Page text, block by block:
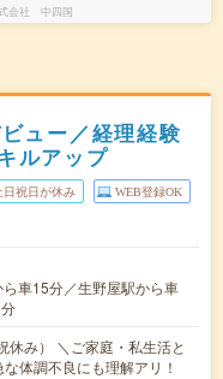
会社 中四国
ュー／経理経験
ルアップ
日祝日が休み WEB登録OK
車15分／生野屋駅から車
休み） ＼ご家庭・私生活と
体調不良にも理解アリ！